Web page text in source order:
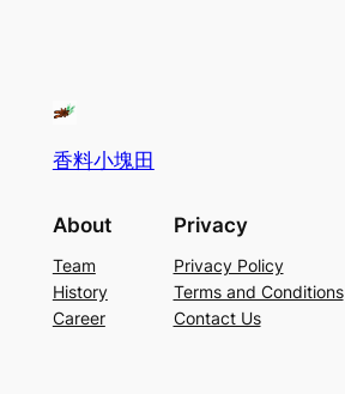
香料小塊田
About
Team
History
Career
Privacy
Privacy Policy
Terms and Conditions
Contact Us